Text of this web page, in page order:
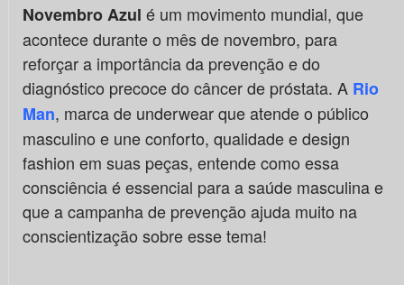
Novembro Azul é um movimento mundial, que
acontece durante o mês de novembro, para
reforçar a importância da prevenção e do
diagnóstico precoce do câncer de próstata. A Rio
Man, marca de underwear que atende o público
masculino e une conforto, qualidade e design
fashion em suas peças, entende como essa
consciência é essencial para a saúde masculina e
que a campanha de prevenção ajuda muito na
conscientização sobre esse tema!